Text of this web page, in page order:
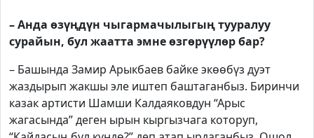
– Анда өзүңдүн чыгармачылыгың тууралуу
сурайын, бул жаатта эмне өзгөрүүлөр бар?
– Башында Замир Арыкбаев байке экөөбүз дуэт
жаздырып жакшы эле иштеп баштаганбыз. Биринчи
казак артисти Шамши Калдаяковдун “Арыс
жагасында” деген ырын кыргызчага которуп,